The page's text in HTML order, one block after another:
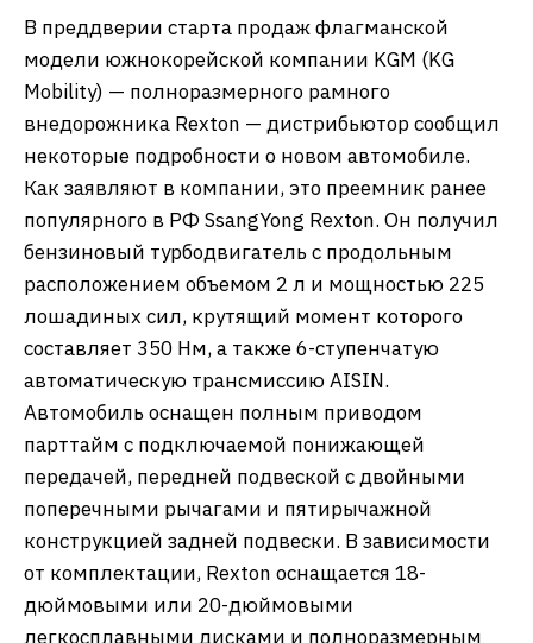
В преддверии старта продаж флагманской
модели южнокорейской компании KGM (KG
Mobility) — полноразмерного рамного
внедорожника Rexton — дистрибьютор сообщил
некоторые подробности о новом автомобиле.
Как заявляют в компании, это преемник ранее
популярного в РФ SsangYong Rexton. Он получил
бензиновый турбодвигатель с продольным
расположением объемом 2 л и мощностью 225
лошадиных сил, крутящий момент которого
составляет 350 Нм, а также 6-ступенчатую
автоматическую трансмиссию AISIN.
Автомобиль оснащен полным приводом
парттайм с подключаемой понижающей
передачей, передней подвеской с двойными
поперечными рычагами и пятирычажной
конструкцией задней подвески. В зависимости
от комплектации, Rexton оснащается 18-
дюймовыми или 20-дюймовыми
легкосплавными дисками и полноразмерным